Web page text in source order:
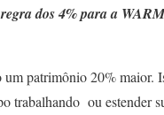
dos 4% para a
patrimônio 20% maior.
trabalhando ou estender